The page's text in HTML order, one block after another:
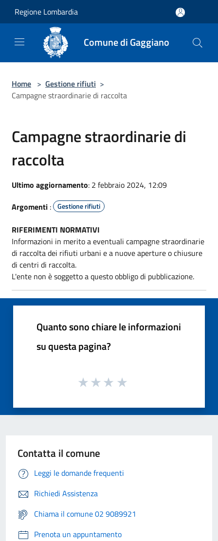
Regione Lombardia
Comune di Gaggiano
Home > Gestione rifiuti >
Campagne straordinarie di raccolta
Campagne straordinarie di
raccolta
Ultimo aggiornamento: 2 febbraio 2024, 12:09
Argomenti : Gestione rifiuti
RIFERIMENTI NORMATIVI
Informazioni in merito a eventuali campagne straordinarie
di raccolta dei rifiuti urbani e a nuove aperture o chiusure
di centri di raccolta.
L'ente non è soggetto a questo obbligo di pubblicazione.
Quanto sono chiare le informazioni
su questa pagina?
Contatta il comune
Leggi le domande frequenti
Richiedi Assistenza
Chiama il comune 02 9089921
Prenota un appuntamento